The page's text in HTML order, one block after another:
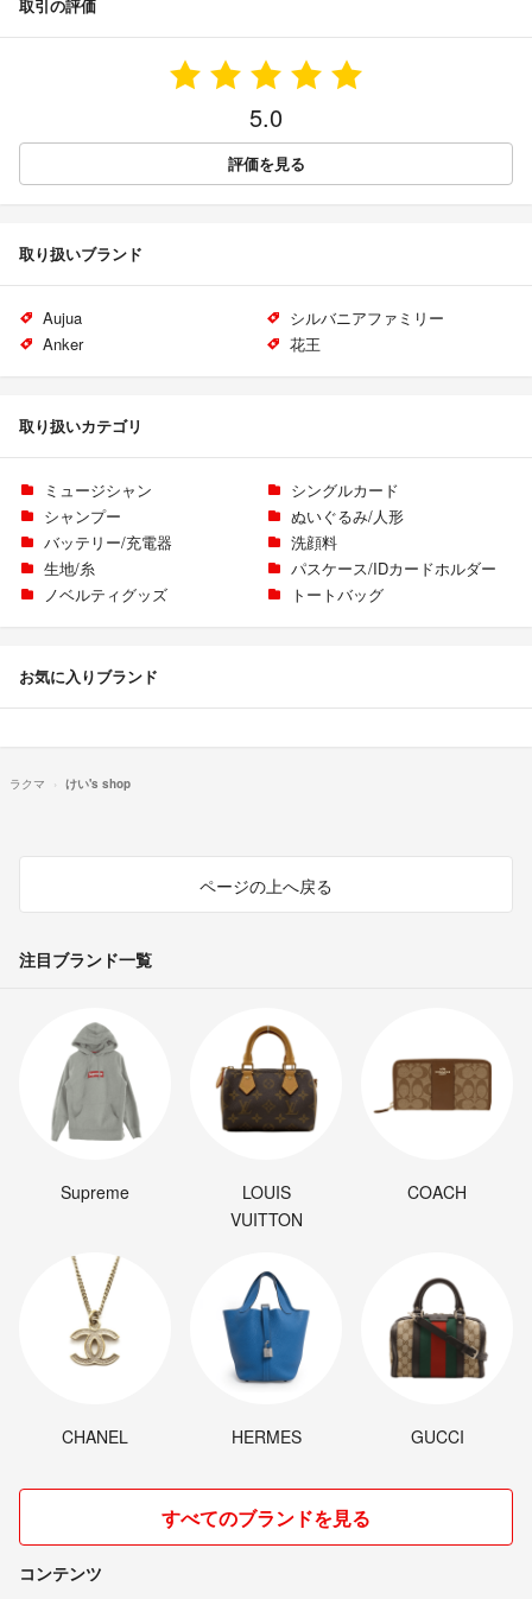
取引の評価
5.0
評価を見る
取り扱いブランド
Aujua
シルバニアファミリー
Anker
花王
取り扱いカテゴリ
ミュージシャン
シングルカード
シャンプー
ぬいぐるみ/人形
バッテリー/充電器
洗顔料
生地/糸
パスケース/IDカードホルダー
ノベルティグッズ
トートバッグ
お気に入りブランド
ラクマ けい's shop
ページの上へ戻る
注目ブランド一覧
Supreme
LOUIS
VUITTON
COACH
CHANEL HERMES GUCCI
すべてのブランドを見る
コンテンツ